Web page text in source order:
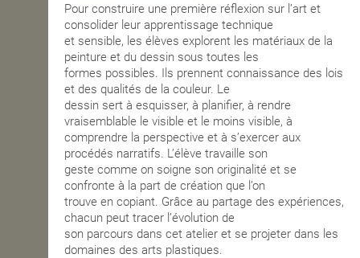
Pour construire une première réflexion sur l’art et
consolider leur apprentissage technique
et sensible, les élèves explorent les matériaux de la
peinture et du dessin sous toutes les
formes possibles. Ils prennent connaissance des lois
et des qualités de la couleur. Le
dessin sert à esquisser, à planifier, à rendre
vraisemblable le visible et le moins visible, à
comprendre la perspective et à s’exercer aux
procédés narratifs. L’élève travaille son
geste comme on soigne son originalité et se
confronte à la part de création que l’on
trouve en copiant. Grâce au partage des expériences,
chacun peut tracer l’évolution de
son parcours dans cet atelier et se projeter dans les
domaines des arts plastiques.